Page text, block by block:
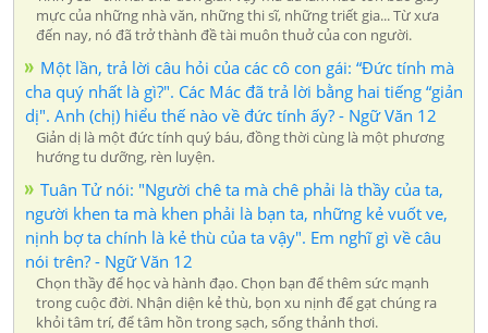
mực của những nhà văn, những thi sĩ, những triết gia... Từ xưa
đến nay, nó đã trở thành đề tài muôn thuở của con người.
Một lần, trả lời câu hỏi của các cô con gái: “Đức tính mà
cha quý nhất là gì?". Các Mác đã trả lời bằng hai tiếng “giản
dị". Anh (chị) hiểu thế nào về đức tính ấy? - Ngữ Văn 12
Giản dị là một đức tính quý báu, đồng thời cùng là một phương
hướng tu dưỡng, rèn luyện.
Tuân Tử nói: "Người chê ta mà chê phải là thầy của ta,
người khen ta mà khen phải là bạn ta, những kẻ vuốt ve,
nịnh bợ ta chính là kẻ thù của ta vậy". Em nghĩ gì về câu
nói trên? - Ngữ Văn 12
Chọn thầy để học và hành đạo. Chọn bạn để thêm sức mạnh
trong cuộc đời. Nhận diện kẻ thù, bọn xu nịnh để gạt chúng ra
khỏi tâm trí, để tâm hồn trong sạch, sống thảnh thơi.